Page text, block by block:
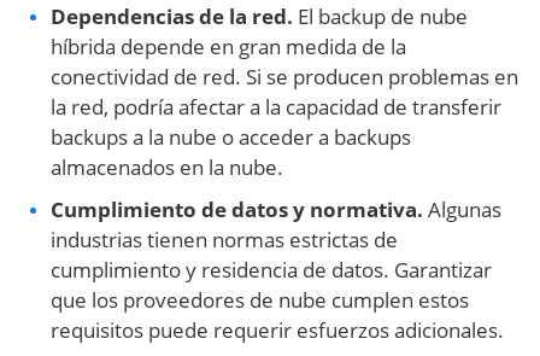
Dependencias de la red. El backup de nube
híbrida depende en gran medida de la
conectividad de red. Si se producen problemas en
la red, podría afectar a la capacidad de transferir
backups a la nube o acceder a backups
almacenados en la nube.
Cumplimiento de datos y normativa. Algunas
industrias tienen normas estrictas de
cumplimiento y residencia de datos. Garantizar
que los proveedores de nube cumplen estos
requisitos puede requerir esfuerzos adicionales.